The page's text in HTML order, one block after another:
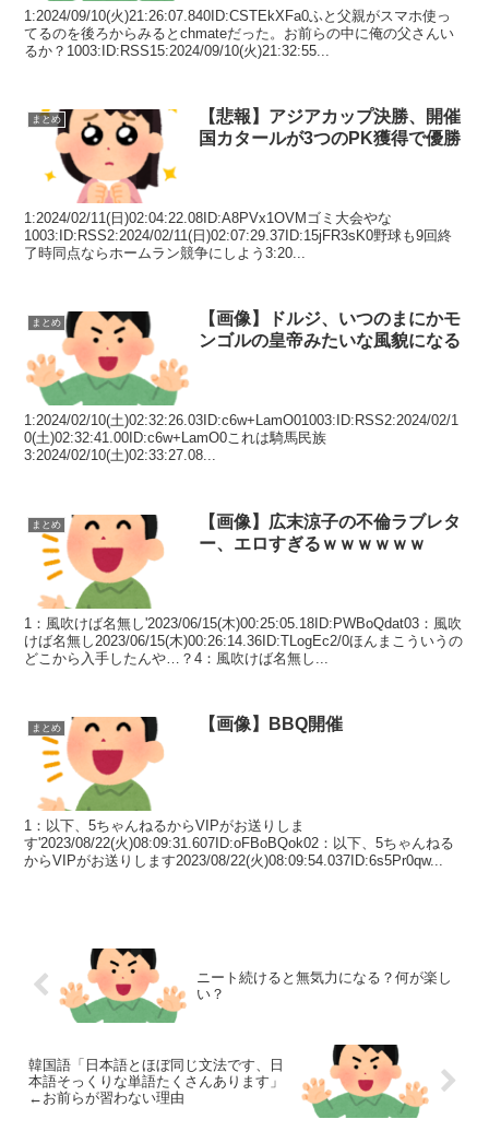
1:2024/09/10(火)21:26:07.840ID:CSTEkXFa0ふと父親がスマホ使っ
てるのを後ろからみるとchmateだった。お前らの中に俺の父さんい
るか？1003:ID:RSS15:2024/09/10(火)21:32:55...
まとめ
【悲報】アジアカップ決勝、開催
国カタールが3つのPK獲得で優勝
1:2024/02/11(日)02:04:22.08ID:A8PVx1OVMゴミ大会やな
1003:ID:RSS2:2024/02/11(日)02:07:29.37ID:15jFR3sK0野球も9回終
了時同点ならホームラン競争にしよう3:20...
まとめ
【画像】ドルジ、いつのまにかモ
ンゴルの皇帝みたいな風貌になる
1:2024/02/10(土)02:32:26.03ID:c6w+LamO01003:ID:RSS2:2024/02/1
0(土)02:32:41.00ID:c6w+LamO0これは騎馬民族
3:2024/02/10(土)02:33:27.08...
まとめ
【画像】広末涼子の不倫ラブレタ
ー、エロすぎるｗｗｗｗｗｗ
1：風吹けば名無し'2023/06/15(木)00:25:05.18ID:PWBoQdat03：風吹
けば名無し2023/06/15(木)00:26:14.36ID:TLogEc2/0ほんまこういうの
どこから入手したんや…？4：風吹けば名無し...
まとめ 【画像】BBQ開催
1：以下、5ちゃんねるからVIPがお送りしま
す'2023/08/22(火)08:09:31.607ID:oFBoBQok02：以下、5ちゃんねる
からVIPがお送りします2023/08/22(火)08:09:54.037ID:6s5Pr0qw...
ニート続けると無気力になる？何が楽し
い？
韓国語「日本語とほぼ同じ文法です、日
本語そっくりな単語たくさんあります」
←お前らが習わない理由